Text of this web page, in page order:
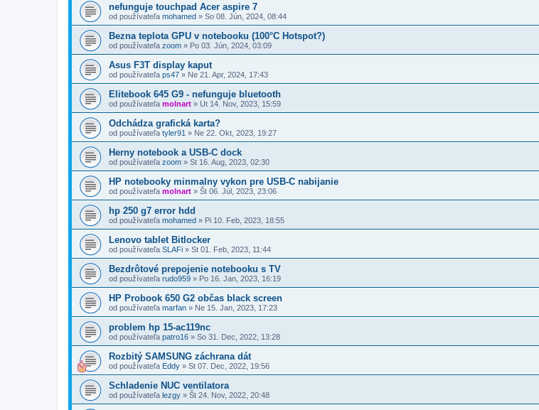
nefunguje touchpad Acer aspire 7
od používateľa mohamed » So 08. Jún, 2024, 08:44
Bezna teplota GPU v notebooku (100°C Hotspot?)
od používateľa zoom » Po 03. Jún, 2024, 03:09
Asus F3T display kaput
od používateľa ps47 » Ne 21. Apr, 2024, 17:43
Elitebook 645 G9 - nefunguje bluetooth
od používateľa molnart » Ut 14. Nov, 2023, 15:59
Odchádza grafická karta?
od používateľa tyler91 » Ne 22. Okt, 2023, 19:27
Herny notebook a USB-C dock
od používateľa zoom » St 16. Aug, 2023, 02:30
HP notebooky minmalny vykon pre USB-C nabijanie
od používateľa molnart » Št 06. Júl, 2023, 23:06
hp 250 g7 error hdd
od používateľa mohamed » Pi 10. Feb, 2023, 18:55
Lenovo tablet Bitlocker
od používateľa SLAFi » St 01. Feb, 2023, 11:44
Bezdrôtové prepojenie notebooku s TV
od používateľa rudo959 » Po 16. Jan, 2023, 16:19
HP Probook 650 G2 občas black screen
od používateľa marfan » Ne 15. Jan, 2023, 17:23
problem hp 15-ac119nc
od používateľa patro16 » So 31. Dec, 2022, 13:28
Rozbitý SAMSUNG záchrana dát
od používateľa Eddy » St 07. Dec, 2022, 19:56
Schladenie NUC ventilatora
od používateľa lezgy » Št 24. Nov, 2022, 20:48